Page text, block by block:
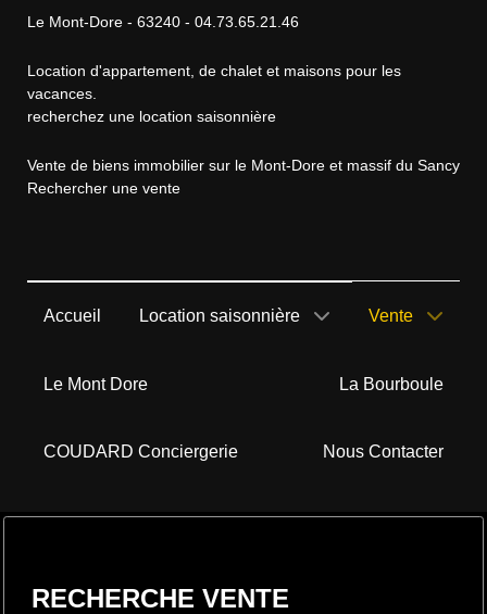
Le Mont-Dore - 63240 - 04.73.65.21.46
Location d'appartement, de chalet et maisons pour les
vacances.
recherchez une location saisonnière
Vente de biens immobilier sur le Mont-Dore et massif du Sancy
Rechercher une vente
Accueil Location saisonnière Vente
Le Mont Dore La Bourboule
COUDARD Conciergerie Nous Contacter
RECHERCHE VENTE